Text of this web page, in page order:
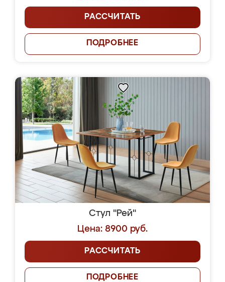
РАССЧИТАТЬ
ПОДРОБНЕЕ
Стул "Рей"
Цена: 8900 руб.
РАССЧИТАТЬ
ПОДРОБНЕЕ